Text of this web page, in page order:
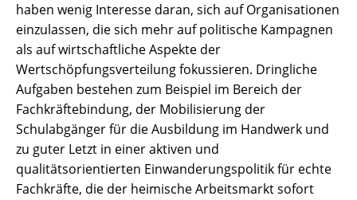
haben wenig Interesse daran, sich auf Organisationen
einzulassen, die sich mehr auf politische Kampagnen
als auf wirtschaftliche Aspekte der
Wertschöpfungsverteilung fokussieren. Dringliche
Aufgaben bestehen zum Beispiel im Bereich der
Fachkräftebindung, der Mobilisierung der
Schulabgänger für die Ausbildung im Handwerk und
zu guter Letzt in einer aktiven und
qualitätsorientierten Einwanderungspolitik für echte
Fachkräfte, die der heimische Arbeitsmarkt sofort